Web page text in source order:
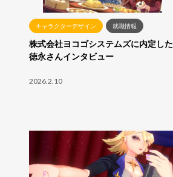
キャラクターデザイン 就職情報
株式会社ヨコゴシステムズに内定した
徳永さんインタビュー
2026.2.10